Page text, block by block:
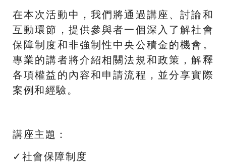
在本次活動中，我們將通過講座、討論和
互動環節，提供參與者一個深入了解社會
保障制度和非強制性中央公積金的機會。
專業的講者將介紹相關法規和政策，解釋
各項權益的內容和申請流程，並分享實際
案例和經驗。
講座主題：
✓社會保障制度